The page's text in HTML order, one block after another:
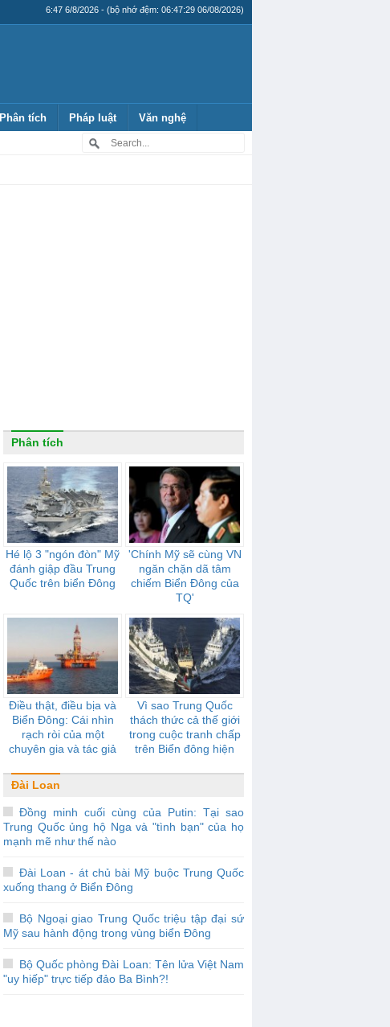
6:47 6/8/2026 - (bộ nhớ đệm: 06:47:29 06/08/2026)
Phân tích Pháp luật Văn nghệ
Phân tích
Hé lộ 3 "ngón đòn" Mỹ
đánh giập đầu Trung
Quốc trên biển Đông
'Chính Mỹ sẽ cùng VN
ngăn chặn dã tâm
chiếm Biển Đông của
TQ'
Điều thật, điều bịa và
Biển Đông: Cái nhìn
rạch ròi của một
chuyên gia và tác giả
biển của Trung Quốc
Vì sao Trung Quốc
thách thức cả thế giới
trong cuộc tranh chấp
trên Biển đông hiện
Đài Loan
Đồng minh cuối cùng của Putin: Tại sao
Trung Quốc ủng hộ Nga và "tình bạn" của họ
mạnh mẽ như thế nào
Đài Loan - át chủ bài Mỹ buộc Trung Quốc
xuống thang ở Biển Đông
Bộ Ngoại giao Trung Quốc triệu tập đại sứ
Mỹ sau hành động trong vùng biển Đông
Bộ Quốc phòng Đài Loan: Tên lửa Việt Nam
"uy hiếp" trực tiếp đảo Ba Bình?!